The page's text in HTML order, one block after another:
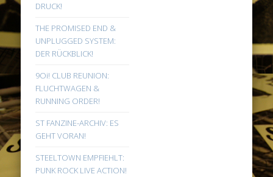
DRUCK!
THE PROMISED END &
UNPLUGGED SYSTEM:
DER RÜCKBLICK!
9Oi! CLUB REUNION:
FLUCHTWAGEN &
RUNNING ORDER!
ST FANZINE-ARCHIV: ES
GEHT VORAN!
STEELTOWN EMPFIEHLT:
PUNK ROCK LIVE ACTION!